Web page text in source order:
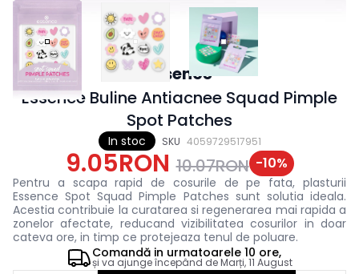
In stoc SKU 4059729517951
Essence
Essence Buline Antiacnee Squad Pimple
Spot Patches
9.05RON 10.07RON -10%
Pentru a scapa rapid de cosurile de pe fata, plasturii
Essence Spot Squad Pimple Patches sunt solutia ideala.
Acestia contribuie la curatarea si regenerarea mai rapida a
zonelor afectate, reducand vizibilitatea cosurilor in doar
cateva ore, in timp ce protejeaza tenul de poluare.
Comandă in urmatoarele 10 ore,
și va ajunge începând deMarți, 11 August